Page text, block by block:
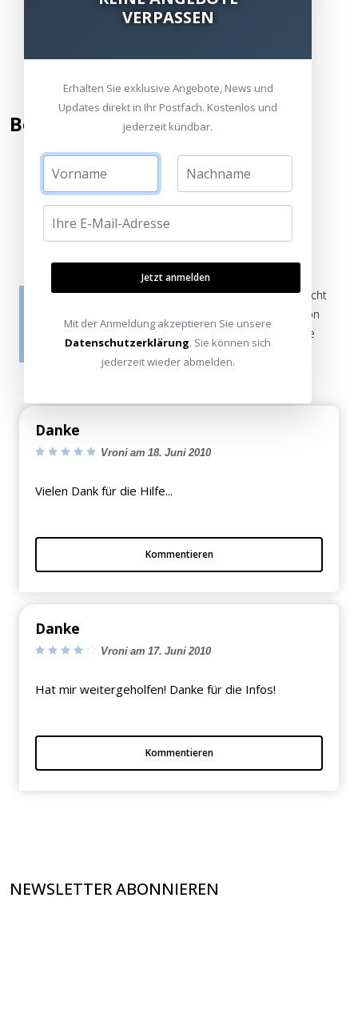
Bewertung hinzufügen
Die Bewertungen werden vor ihrer Veröffentlichung nicht
auf ihre Echtheit überprüft. Sie können daher auch von
Verbrauchern stammen, die die bewerteten Produkte
tatsächlich gar nicht erworben/genutzt haben.
Danke
Vroni am 18. Juni 2010
Vielen Dank für die Hilfe...
Kommentieren
Danke
Vroni am 17. Juni 2010
Hat mir weitergeholfen! Danke für die Infos!
Kommentieren
NEWSLETTER ABONNIEREN
VERPASSEN
Erhalten Sie exklusive Angebote, News und
Updates direkt in Ihr Postfach. Kostenlos und
jederzeit kündbar.
Jetzt anmelden
Mit der Anmeldung akzeptieren Sie unsere
Datenschutzerklärung. Sie können sich
jederzeit wieder abmelden.